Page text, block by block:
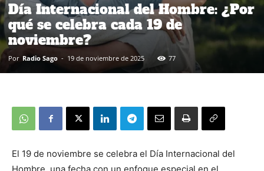
Día Internacional del Hombre: ¿Por
qué se celebra cada 19 de
noviembre?
Por Radio Sago - 19 de noviembre de 2025 77
El 19 de noviembre se celebra el Día Internacional del